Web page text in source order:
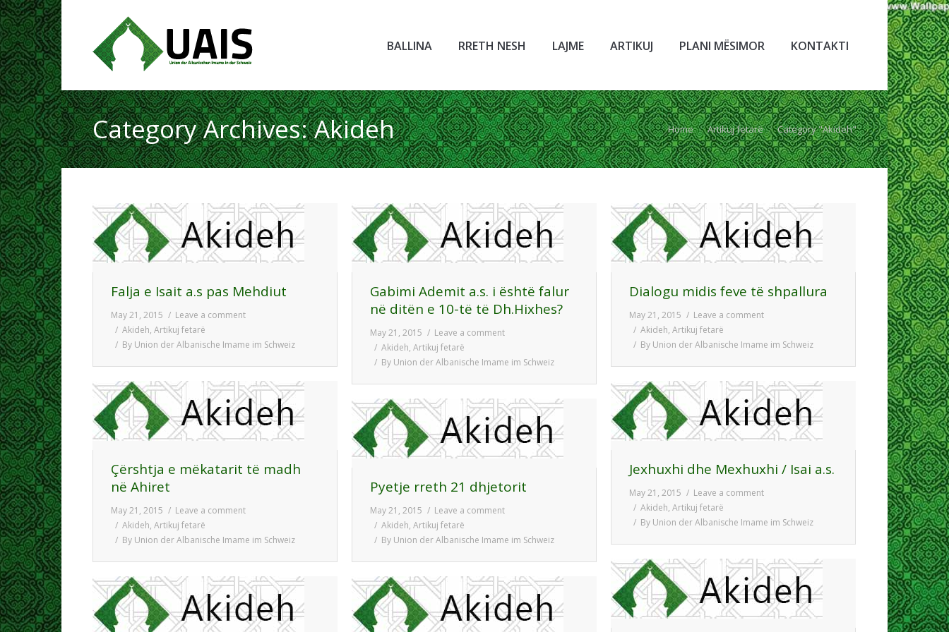
BALLINA RRETH NESH LAJME ARTIKUJ PLANI MËSIMOR KONTAKTI
Category Archives:Akideh You are here: Home Artikuj fetarë Category "Akideh"
Falja e Isait a.s pas Mehdiut
May 21, 2015
Leave a comment
Akideh, Artikuj fetarë
By Union der Albanische Imame im Schweiz
Gabimi Ademit a.s. i është falur
në ditën e 10-të të Dh.Hixhes?
May 21, 2015
Leave a comment
Akideh, Artikuj fetarë
By Union der Albanische Imame im Schweiz
Dialogu midis feve të shpallura
May 21, 2015
Leave a comment
Akideh, Artikuj fetarë
By Union der Albanische Imame im Schweiz
Çërshtja e mëkatarit të madh
në Ahiret
May 21, 2015
Leave a comment
Akideh, Artikuj fetarë
By Union der Albanische Imame im Schweiz
Jexhuxhi dhe Mexhuxhi / Isai a.s.
May 21, 2015
Leave a comment
Akideh, Artikuj fetarë
By Union der Albanische Imame im Schweiz
Pyetje rreth 21 dhjetorit
May 21, 2015
Leave a comment
Akideh, Artikuj fetarë
By Union der Albanische Imame im Schweiz